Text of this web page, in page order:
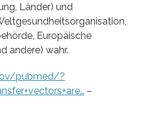
Länder) und
Europäische
andere) wahr.
pubmed/?
–